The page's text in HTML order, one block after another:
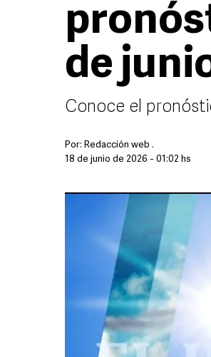
de
Conoce el
Por: Redacción web .
18 de junio de 2026 - 01:02 hs